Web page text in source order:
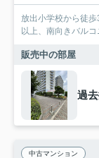
放出小学校から徒
以上、南向きバル
販売中の部屋
過
中古マンション